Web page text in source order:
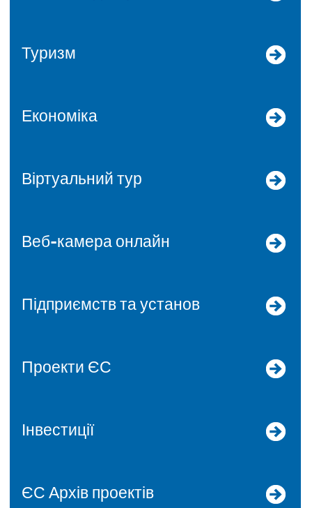
Туризм
Економіка
Віртуальний тур
Веб-камера онлайн
Підприємств та установ
Проекти ЄС
Інвестиції
ЄС Архів проектів